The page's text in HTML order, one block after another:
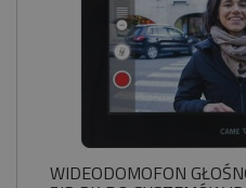
WIDEODOMOFON